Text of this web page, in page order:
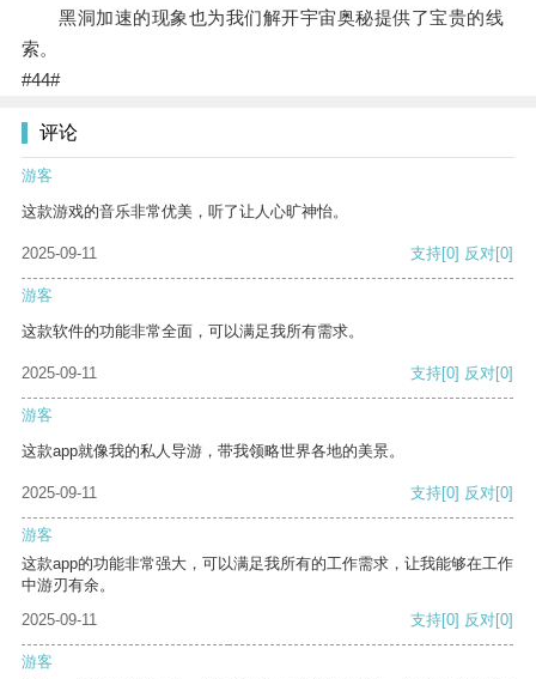
黑洞加速的现象也为我们解开宇宙奥秘提供了宝贵的线
索。
#44#
评论
游客
这款游戏的音乐非常优美，听了让人心旷神怡。
2025-09-11 支持[0] 反对[0]
游客
这款软件的功能非常全面，可以满足我所有需求。
2025-09-11 支持[0] 反对[0]
游客
这款app就像我的私人导游，带我领略世界各地的美景。
2025-09-11 支持[0] 反对[0]
游客
这款app的功能非常强大，可以满足我所有的工作需求，让我能够在工作
中游刃有余。
2025-09-11
支持[0] 反对[0]
游客